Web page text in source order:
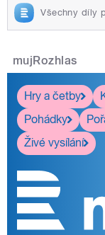
Všechny díly
mujRozhlas
Hry a četby
Pohádky
Živé vysílání